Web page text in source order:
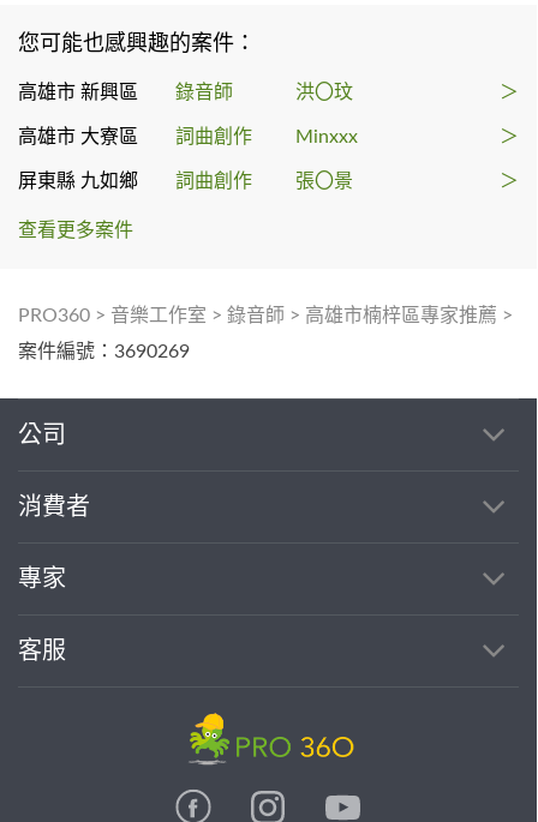
您可能也感興趣的案件：
高雄市 新興區 錄音師 洪〇玟 ＞
高雄市 大寮區 詞曲創作 Minxxx ＞
屏東縣 九如鄉 詞曲創作 張〇景 ＞
查看更多案件
PRO360 > 音樂工作室 > 錄音師 > 高雄市楠梓區專家推薦 >
案件編號：3690269
公司
消費者
專家
客服